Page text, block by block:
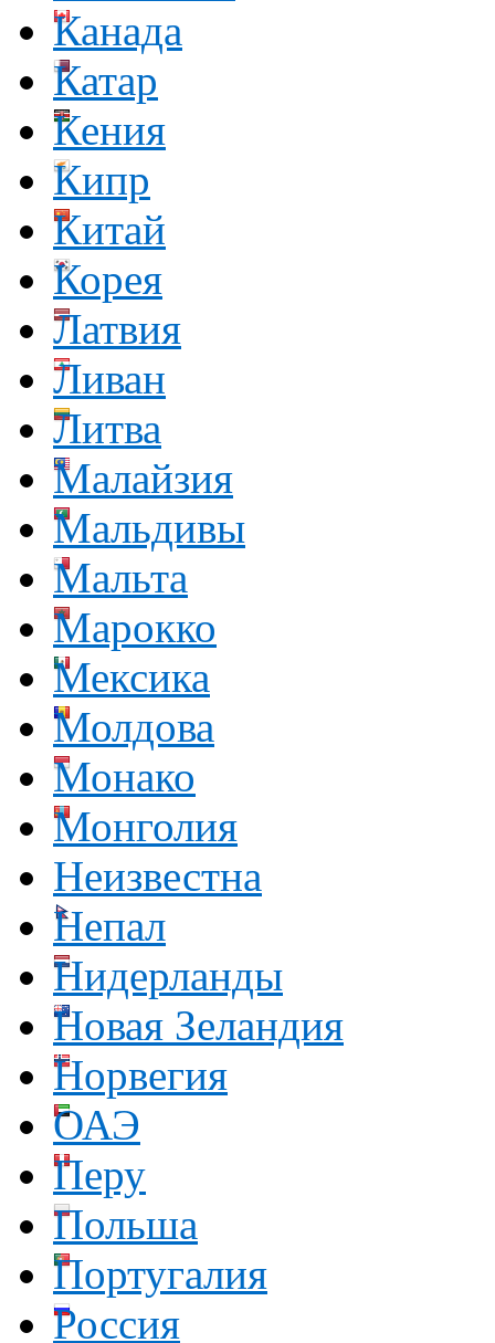
Канада
Катар
Кения
Кипр
Китай
Корея
Латвия
Ливан
Литва
Малайзия
Мальдивы
Мальта
Марокко
Мексика
Молдова
Монако
Монголия
Неизвестна
Непал
Нидерланды
Новая Зеландия
Норвегия
ОАЭ
Перу
Польша
Португалия
Россия